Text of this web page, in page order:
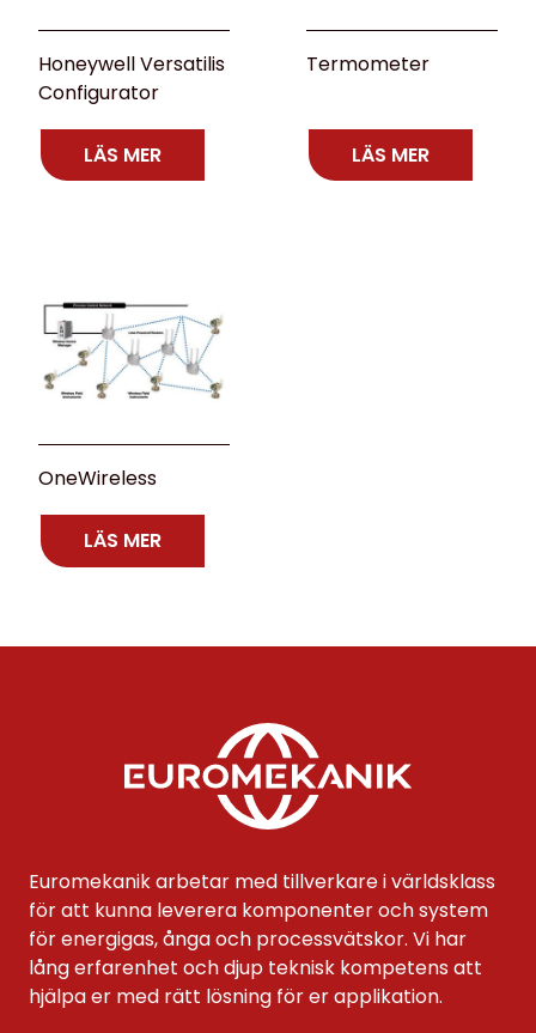
Honeywell Versatilis
Configurator
LÄS MER
Termometer
LÄS MER
OneWireless
LÄS MER
Euromekanik arbetar med tillverkare i världsklass
för att kunna leverera komponenter och system
för energigas, ånga och processvätskor. Vi har
lång erfarenhet och djup teknisk kompetens att
hjälpa er med rätt lösning för er applikation.